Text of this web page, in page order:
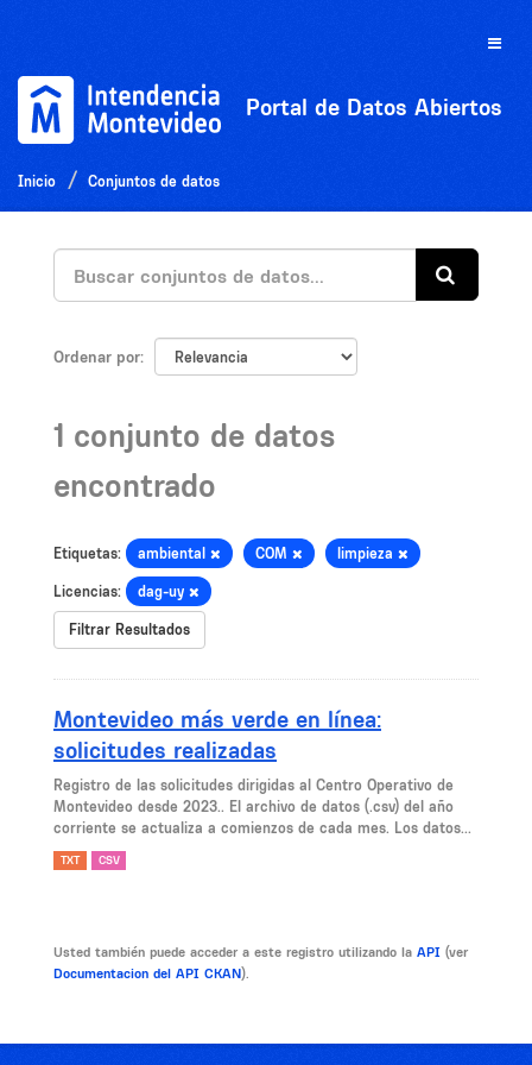
Toggle
Portal de Datos Abiertos
Inicio Conjuntos de datos
Ordenar por
1 conjunto de datos
encontrado
Etiquetas: ambiental COM limpieza
Licencias: dag-uy
Filtrar Resultados
Montevideo más verde en línea:
solicitudes realizadas
Registro de las solicitudes dirigidas al Centro Operativo de
Montevideo desde 2023.. El archivo de datos (.csv) del año
corriente se actualiza a comienzos de cada mes. Los datos...
TXT CSV
Usted también puede acceder a este registro utilizando la API (ver
Documentacion del API CKAN).